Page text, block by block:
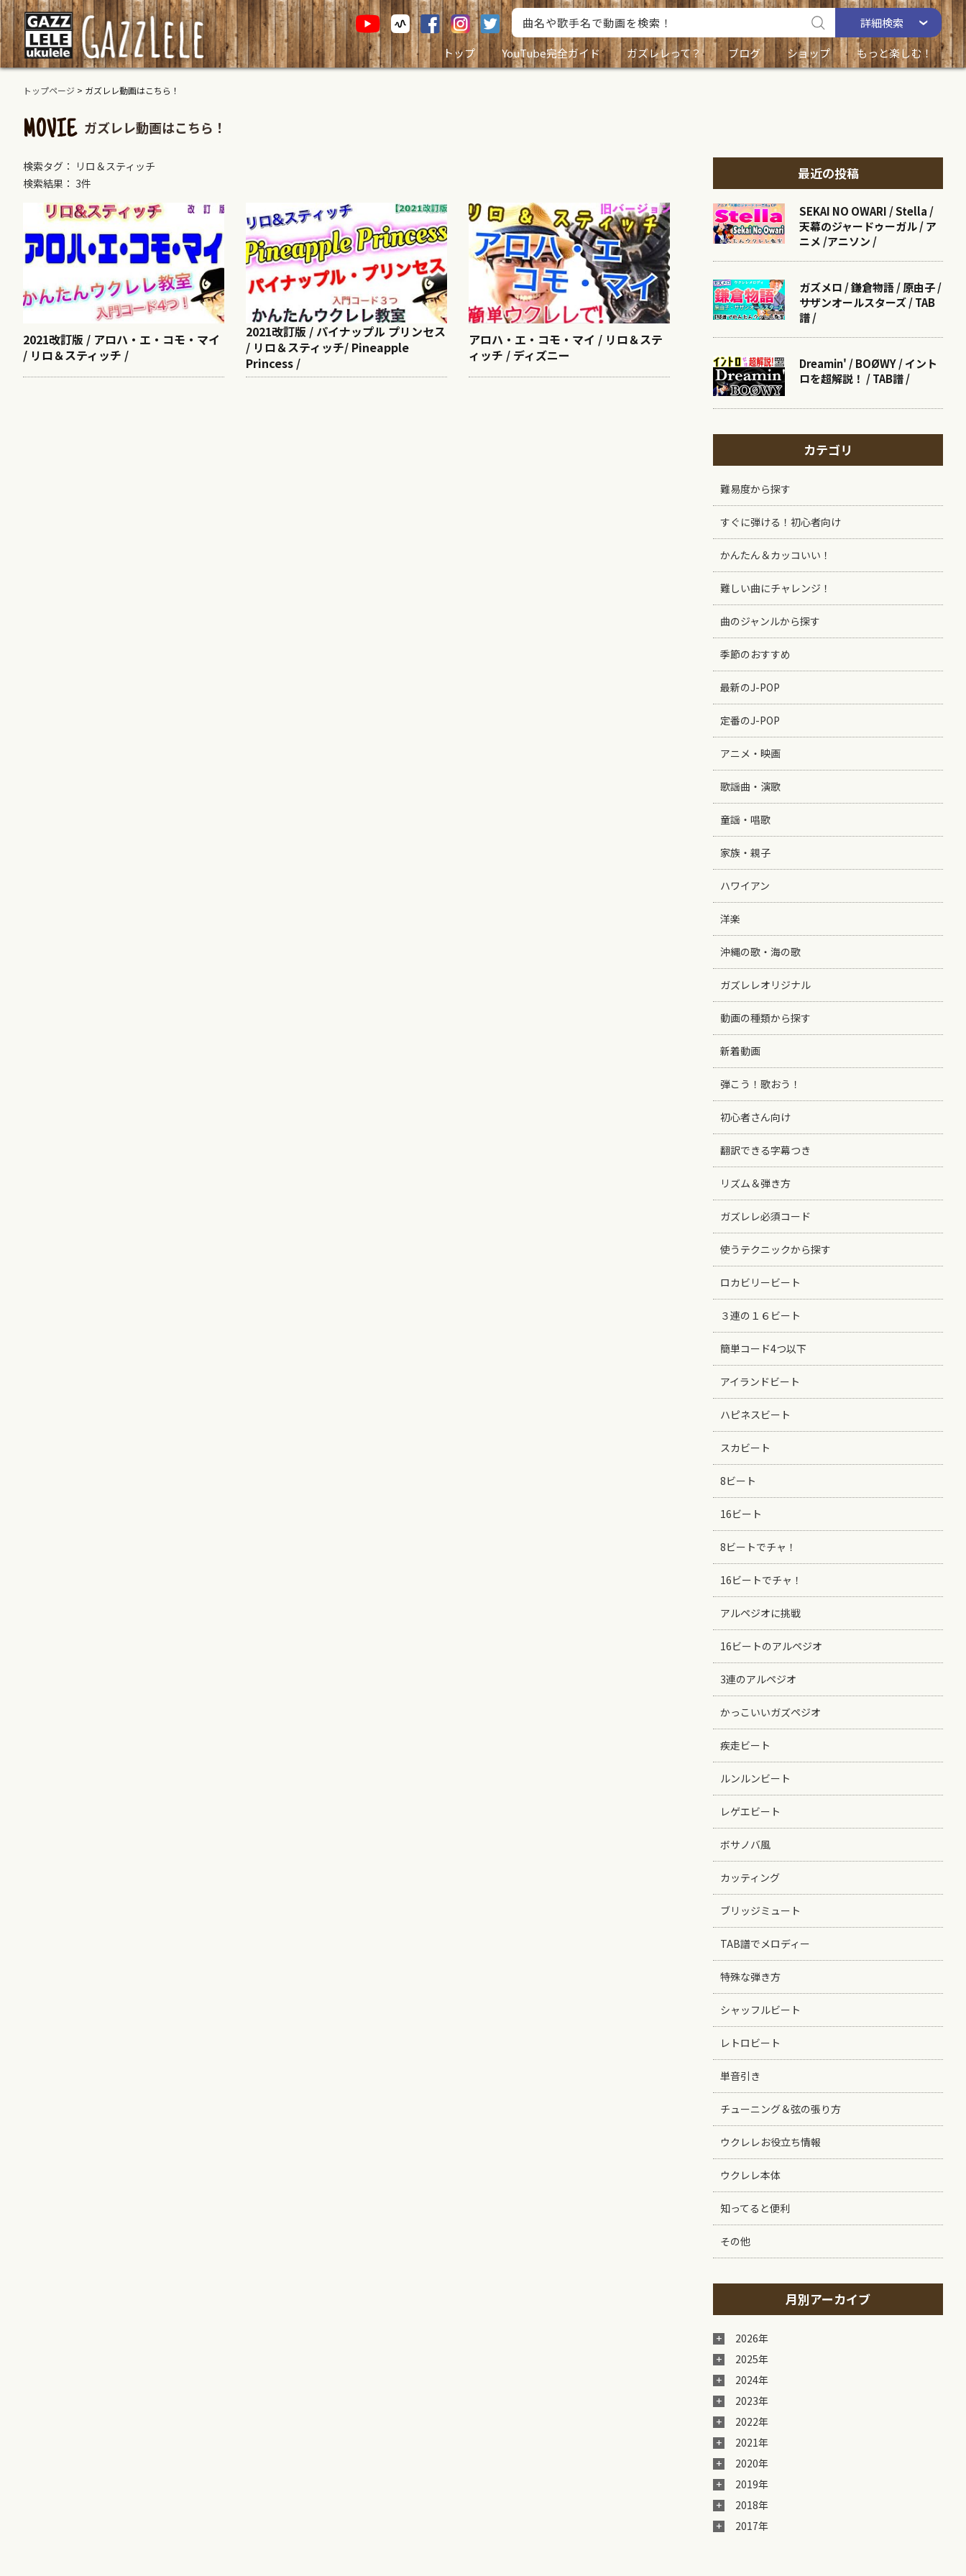
詳細検索
トップ
YouTube完全ガイド ガズレレって？ ブログ ショップ もっと楽しむ！
トップページ > ガズレレ動画はこちら！
MOVIE ガズレレ動画はこちら！
検索タグ： リロ＆スティッチ
検索結果： 3件
2021改訂版 / アロハ・エ・コモ・マイ
/ リロ＆スティッチ /
2021改訂版 / パイナップル プリンセス
/ リロ＆スティッチ/ Pineapple
Princess /
アロハ・エ・コモ・マイ / リロ＆ステ
ィッチ / ディズニー
最近の投稿
SEKAI NO OWARI / Stella /
天幕のジャードゥーガル / ア
ニメ /アニソン /
ガズメロ / 鎌倉物語 / 原由子 /
サザンオールスターズ / TAB
譜 /
Dreamin' / BOØWY / イント
ロを超解説！ / TAB譜 /
カテゴリ
難易度から探す
すぐに弾ける！初心者向け
かんたん＆カッコいい！
難しい曲にチャレンジ！
曲のジャンルから探す
季節のおすすめ
最新のJ-POP
定番のJ-POP
アニメ・映画
歌謡曲・演歌
童謡・唱歌
家族・親子
ハワイアン
洋楽
沖縄の歌・海の歌
ガズレレオリジナル
動画の種類から探す
新着動画
弾こう！歌おう！
初心者さん向け
翻訳できる字幕つき
リズム＆弾き方
ガズレレ必須コード
使うテクニックから探す
ロカビリービート
３連の１６ビート
簡単コード4つ以下
アイランドビート
ハピネスビート
スカビート
8ビート
16ビート
8ビートでチャ！
16ビートでチャ！
アルペジオに挑戦
16ビートのアルペジオ
3連のアルペジオ
かっこいいガズペジオ
疾走ビート
ルンルンビート
レゲエビート
ボサノバ風
カッティング
ブリッジミュート
TAB譜でメロディー
特殊な弾き方
シャッフルビート
レトロビート
単音引き
チューニング＆弦の張り方
ウクレレお役立ち情報
ウクレレ本体
知ってると便利
その他
月別アーカイブ
2026年
2025年
2024年
2023年
2022年
2021年
2020年
2019年
2018年
2017年